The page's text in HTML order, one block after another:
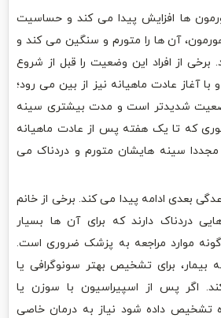
ها افزایش پیدا می کند و حساسیت
آن ها را متورم و سنگین می کند و
از افراد این وضعیت را قبل از شروع
آغاز عادت ماهیانه نیز از بین می رود؛
شدیدتر است و مدت بیشتری سینه
که تا یک هفته پس از عادت ماهیانه
سینه هایشان متورم و دردناک می
بعدی ادامه پیدا می کند. برخی از خانم
دردناک دارند که برای آن ها بسیار
موارد مراجعه به پزشک ضروری است.
بیمار، برای تشخیص بهتر سونوگرافی یا
اگر پس از اسپیراسیون با سوزن یا
تشخیص داده شود نیاز به درمان خاصی